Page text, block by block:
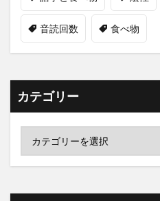
音読回数 食べ物
カテゴリー